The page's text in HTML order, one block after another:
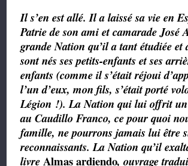
Il s’en est allé. Il a laissé sa vie en
Patrie de son ami et camarade José
grande Nation qu’il a tant étudiée et
sont nés ses petits-enfants et ses
enfants (comme il s’était réjoui
l’un d’eux, mon fils, s’était porté
Légion !). La Nation qui lui offrit un
au Caudillo Franco, ce pour quoi
famille, ne pourrons jamais lui être
reconnaissants. La Nation qu’il
livreAlmas ardiendo, ouvrage